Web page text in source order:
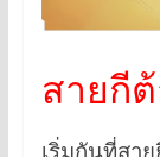
สายกี
เริ่มกันที่สา